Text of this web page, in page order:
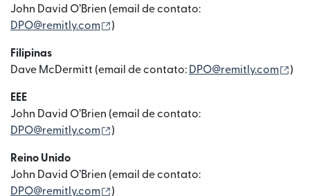
John David O’Brien (email de contato:
DPO@remitly.com
(abre em uma nova janela)
)
Filipinas
Dave McDermitt (email de contato: DPO@remitly.com )
EEE
John David O’Brien (email de contato:
DPO@remitly.com
(abre em uma nova janela)
)
Reino Unido
John David O’Brien (email de contato:
DPO@remitly.com
(abre em uma nova janela)
)